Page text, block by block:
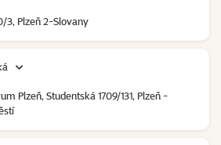
3, Plzeň 2-Slovany
Plzeň, Studentská 1709/131, Plzeň -